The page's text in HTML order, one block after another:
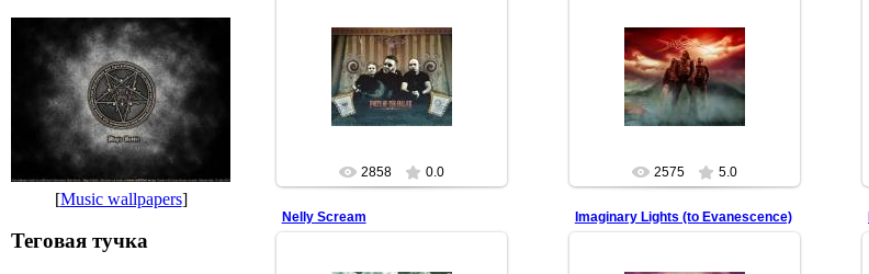
[Music wallpapers]
Теговая тучка
23.01.2010
На тему клипа Carnival of Rust для
poets-of-the-fall.ru
redfill
2858 0.0
07.06.2009
www.neizbezhnost.com
redfill
2575 5.0
Nelly Scream Imaginary Lights (to Evanescence)